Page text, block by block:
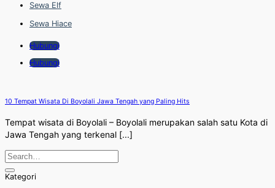
Sewa Elf
Sewa Hiace
Hubungi
Hubungi
10 Tempat Wisata Di Boyolali Jawa Tengah yang Paling Hits
Tempat wisata di Boyolali – Boyolali merupakan salah satu Kota di
Jawa Tengah yang terkenal [...]
Kategori